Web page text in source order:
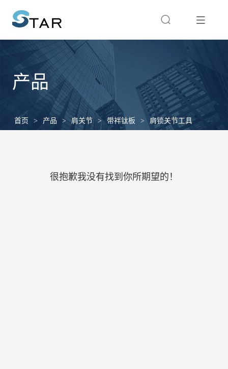
产品
首页 > 产品 > 肩关节 > 带袢钛板 > 肩锁关节工具
很抱歉我没有找到你所期望的！